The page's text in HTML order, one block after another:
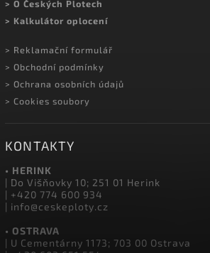
> Kariéra v Plotech
> Montáž oplocení
> Velkoobchod
> O Českých Plotech
> Kalkulátor oplocení
> Reklamační formulář
> Ochrana osobních údajů
KONTAKTY
• HERINK
| Do Višňovky 10; 251 01 Herink